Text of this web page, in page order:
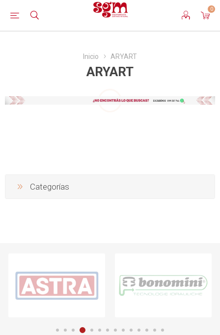
0
Inicio ARYART
ARYART
Categorías